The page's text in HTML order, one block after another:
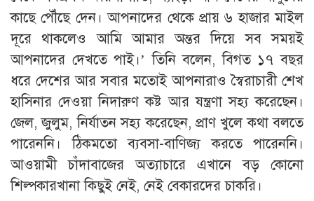
কাছে পৌঁছে দেন। আপনাদের থেকে প্রায় ৬ হাজার মাইল
দূরে থাকলেও আমি আমার অন্তর দিয়ে সব সময়ই
আপনাদের দেখতে পাই।’ তিনি বলেন, বিগত ১৭ বছর
ধরে দেশের আর সবার মতোই আপনারাও স্বৈরাচারী শেখ
হাসিনার দেওয়া নিদারুণ কষ্ট আর যন্ত্রণা সহ্য করেছেন।
জেল, জুলুম, নির্যাতন সহ্য করেছেন, প্রাণ খুলে কথা বলতে
পারেননি। ঠিকমতো ব্যবসা-বাণিজ্য করতে পারেননি।
আওয়ামী চাঁদাবাজের অত্যাচারে এখানে বড় কোনো
শিল্পকারখানা কিছুই নেই, নেই বেকারদের চাকরি।